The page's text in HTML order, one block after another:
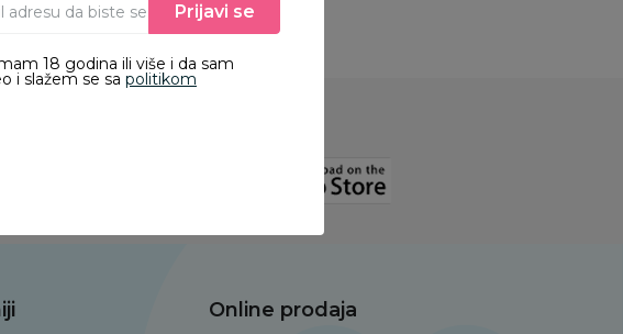
Online prodaja
Unesite Vašu e‑mail adresu da biste se prijavili na newsletter.
Prijavi se
18 godina ili više i da sam
i slažem se sa politikom